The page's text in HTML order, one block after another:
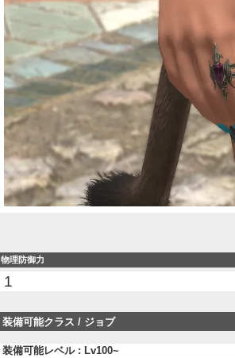
物理防御力
1
装備可能クラス / ジョブ
装備可能レベル : Lv100~